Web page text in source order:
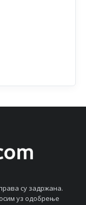
су задржана.
уз одобрeњe